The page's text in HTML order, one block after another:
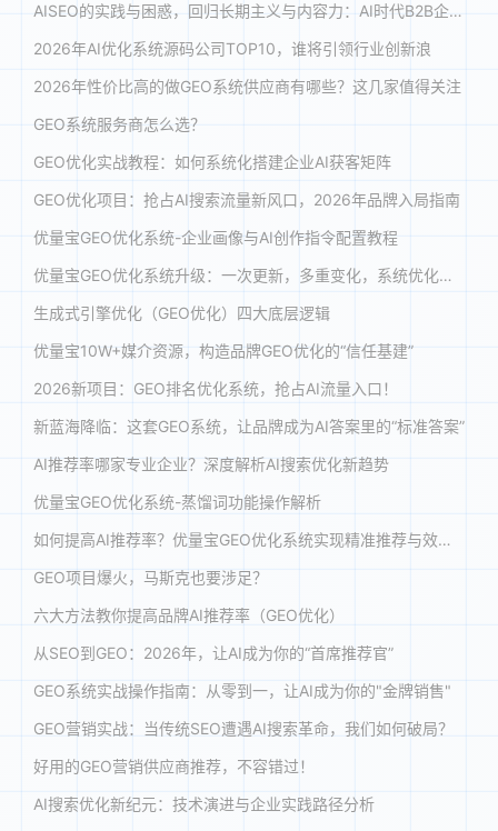
AISEO的实践与困惑，回归长期主义与内容力：AI时代B2B企业的GEO新战略
2026年AI优化系统源码公司TOP10，谁将引领行业创新浪
2026年性价比高的做GEO系统供应商有哪些？这几家值得关注
GEO系统服务商怎么选？
GEO优化实战教程：如何系统化搭建企业AI获客矩阵
GEO优化项目：抢占AI搜索流量新风口，2026年品牌入局指南
优量宝GEO优化系统-企业画像与AI创作指令配置教程
优量宝GEO优化系统升级：一次更新，多重变化，系统优化体验全面提升
生成式引擎优化（GEO优化）四大底层逻辑
优量宝10W+媒介资源，构造品牌GEO优化的“信任基建”
2026新项目：GEO排名优化系统，抢占AI流量入口！
新蓝海降临：这套GEO系统，让品牌成为AI答案里的“标准答案”
AI推荐率哪家专业企业？深度解析AI搜索优化新趋势
优量宝GEO优化系统-蒸馏词功能操作解析
如何提高AI推荐率？优量宝GEO优化系统实现精准推荐与效能跃升
GEO项目爆火，马斯克也要涉足？
六大方法教你提高品牌AI推荐率（GEO优化）
从SEO到GEO：2026年，让AI成为你的“首席推荐官”
GEO系统实战操作指南：从零到一，让AI成为你的"金牌销售"
GEO营销实战：当传统SEO遭遇AI搜索革命，我们如何破局？
好用的GEO营销供应商推荐，不容错过！
AI搜索优化新纪元：技术演进与企业实践路径分析